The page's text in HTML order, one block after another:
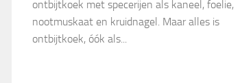
ontbijtkoek met specerijen als kaneel, foelie,
nootmuskaat en kruidnagel. Maar alles is
ontbijtkoek, óók als...